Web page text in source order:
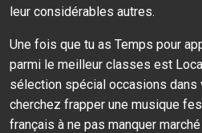
leur considérables autres.
Une fois que tu as Temps pour
parmi le meilleur classes est
sélection spécial occasions dans
cherchez frapper une musique
français à ne pas manquer